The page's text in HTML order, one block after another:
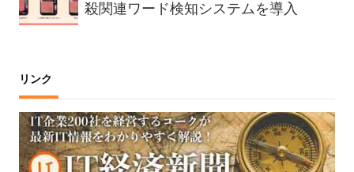
殺関連ワード検知システムを導入
リンク